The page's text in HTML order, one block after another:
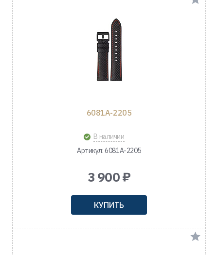
6081A-2205
В наличии
Артикул: 6081A-2205
3 900 ₽
КУПИТЬ